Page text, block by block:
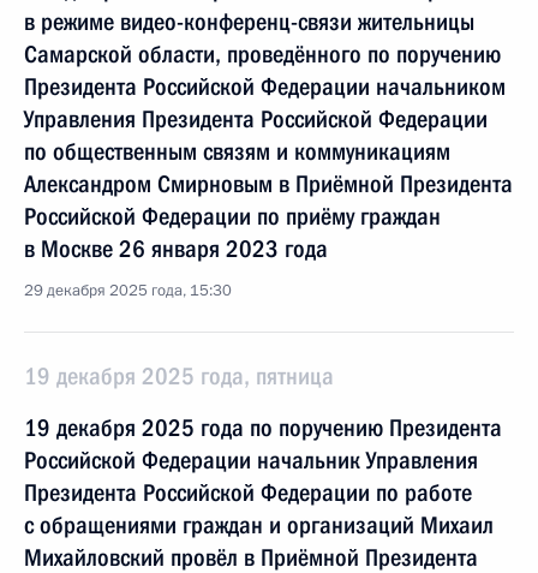
в режиме видео-конференц-связи жительницы
Самарской области, проведённого по поручению
Президента Российской Федерации начальником
Управления Президента Российской Федерации
по общественным связям и коммуникациям
Александром Смирновым в Приёмной Президента
Российской Федерации по приёму граждан
в Москве 26 января 2023 года
29 декабря 2025 года, 15:30
19 декабря 2025 года, пятница
19 декабря 2025 года по поручению Президента
Российской Федерации начальник Управления
Президента Российской Федерации по работе
с обращениями граждан и организаций Михаил
Михайловский провёл в Приёмной Президента